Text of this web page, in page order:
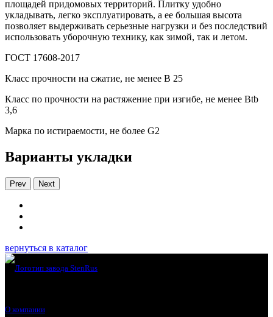
площадей придомовых территорий. Плитку удобно
укладывать, легко эксплуатировать, а ее большая высота
позволяет выдерживать серьезные нагрузки и без последствий
использовать уборочную технику, как зимой, так и летом.
ГОСТ 17608-2017
Класс прочности на сжатие, не менее В 25
Класс по прочности на растяжение при изгибе, не менее Вtb
3,6
Марка по истираемости, не более G2
Варианты укладки
Prev Next
вернуться в каталог
О компании